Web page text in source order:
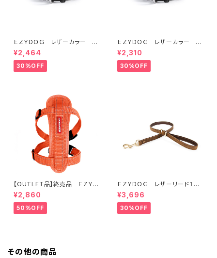
ＥＺＹＤＯＧ レザーカラー S
(全2色)
¥2,464
30%OFF
ＥＺＹＤＯＧ レザーカラー X
XS (全2色)
¥2,310
30%OFF
【OUTLET品】終売品 ＥＺＹＤ
¥2,860
50%OFF
ＥＺＹＤＯＧ レザーリード１０６
ｃｍ（全2色）
¥3,696
30%OFF
その他の商品